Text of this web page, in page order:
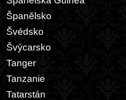
Španělsko
Švédsko
Švýcarsko
Tanger
Tanzanie
Tatarstán